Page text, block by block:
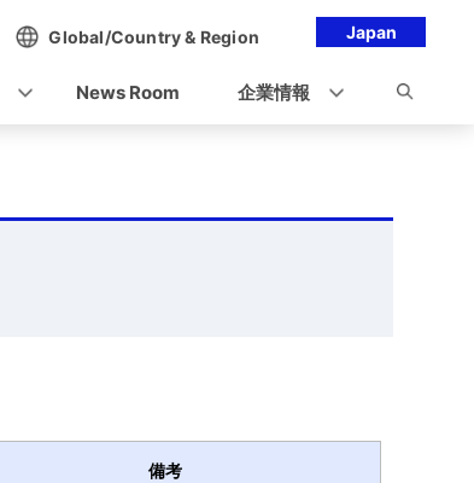
Japan
Global/Country & Region
News Room 企業情報
備考